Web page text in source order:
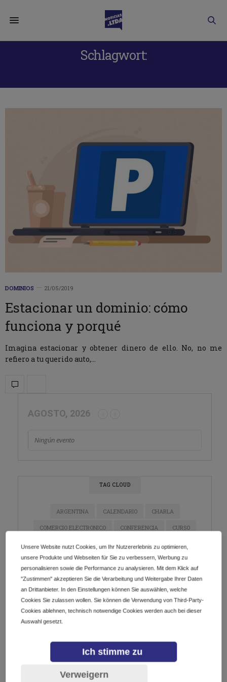
Schlagwort:
DOMINIOS 21/05/2019
Estacionar un dominio: cómo
funciona y porqué
Imagina estacionar y obtener dinero de ello. No, no me
refiero a tu querido auto,…
AGOSTO, 2026
Ningún evento
TAG CLOUD
ARGENTINA CALENDARIO CHARLA
COMERCIO ELECTRONICO CONFERENCIA CURSO
DIGITALIZACIÓN DOMINIOS E-COMMERCE
ECOMMERCE EMPRENDEDORES EMPRENDIMIENTO
ESTRATEGIA DE MARKETING EVENTO
EVENTO EN LÍNEA EVENTOS GETDOTLTDA
GETDOTSRL ICANN INDUSTRIA DE DOMINIOS
INNOVACIÓN
MARKETING MARKETING DE CONTENIDO
MARKETING DIGITAL MÉXICO
NETWORKING PYMES
Unsere Website nutzt Cookies, um Ihr Nutzererlebnis zu optimieren,
unsere Produkte und Webseiten für Sie zu verbessern, Werbung zu
personalisieren sowie die Performance zu analysieren. Mit dem Klick auf
"Zustimmen" akzeptieren Sie die Verarbeitung und Weitergabe Ihrer Daten
an Drittanbieter. In den Einstellungen können Sie auswählen, welche
Cookies Sie zulassen wollen. Sie können die Verwendung von Third-Party-
Cookies ablehnen, technisch notwendige Cookies werden auch bei dieser
Auswahl gesetzt.
Ich stimme zu
Verweigern